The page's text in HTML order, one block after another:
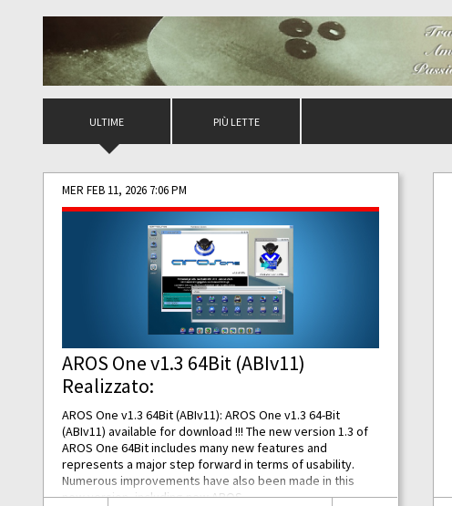
ULTIME PIÙ LETTE
MER FEB 11, 2026 7:06 PM
AROS One v1.3 64Bit (ABIv11)
Realizzato:
AROS One v1.3 64Bit (ABIv11): AROS One v1.3 64-Bit
(ABIv11) available for download !!! The new version 1.3 of
AROS One 64Bit includes many new features and
represents a major step forward in terms of usability.
Numerous improvements have also been made in this
new version, including new AROS...